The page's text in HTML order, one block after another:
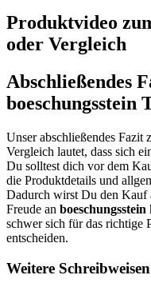
Produktvideo
oder Vergleich
Abschließendes
boeschungsstein
Unser abschließendes Fazit
Vergleich lautet, dass sich
Du solltest dich vor dem
die Produktdetails und
Dadurch wirst Du den Kauf
Freude an boeschungsstein
schwer sich für das richtige
entscheiden.
Weitere